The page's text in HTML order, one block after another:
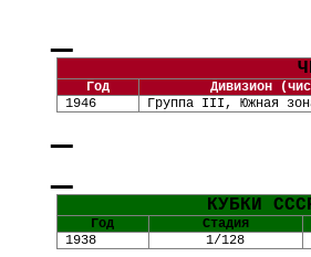
Год Дивизион
1946
Группа III, Южная
КУБКИ
Год Стадия
1938
1/128